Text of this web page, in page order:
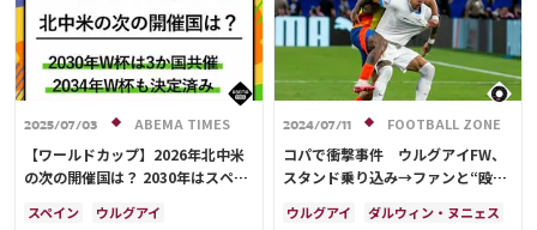
2025/07/03 ABEMA TIMES
【ワールドカップ】2026年北中米
の次の開催国は？ 2030年はスペイ
共催！ ウルグアイ・アルゼンチ
スペイン
ウルグアイ
2024/07/11 FOOTBALL ZONE
コパで衝撃事件 ウルグアイFW、
スタンド乗り込み→ファンと“殴り
ウルグアイ
ダルウィン・ヌニェス